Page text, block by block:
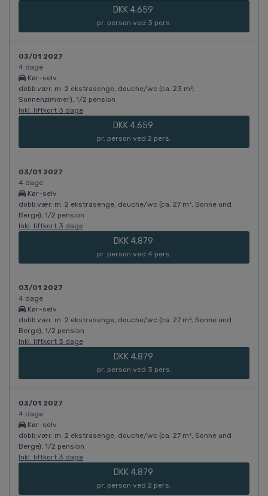
DKK 4.659
pr. person ved 3 pers.
03/01 2027
4 dage
Kør-selv
dobb.vær. m. 2 ekstrasenge, douche/wc (ca. 23 m²,
Sonnenzimmer), 1/2 pension
Inkl. liftkort 3 dage
DKK 4.659
pr. person ved 2 pers.
03/01 2027
4 dage
Kør-selv
dobb.vær. m. 2 ekstrasenge, douche/wc (ca. 27 m², Sonne und
Berge), 1/2 pension
Inkl. liftkort 3 dage
DKK 4.879
pr. person ved 4 pers.
03/01 2027
4 dage
Kør-selv
dobb.vær. m. 2 ekstrasenge, douche/wc (ca. 27 m², Sonne und
Berge), 1/2 pension
Inkl. liftkort 3 dage
DKK 4.879
pr. person ved 3 pers.
03/01 2027
4 dage
Kør-selv
dobb.vær. m. 2 ekstrasenge, douche/wc (ca. 27 m², Sonne und
Berge), 1/2 pension
Inkl. liftkort 3 dage
DKK 4.879
pr. person ved 2 pers.